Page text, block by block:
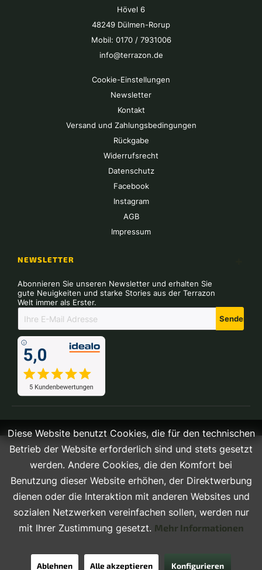
Hövel 6
48249 Dülmen-Rorup
Mobil: 0170 / 7931006
info@terrazon.de
Cookie-Einstellungen
Newsletter
Kontakt
Versand und Zahlungsbedingungen
Rückgabe
Widerrufsrecht
Datenschutz
Facebook
Instagram
AGB
Impressum
NEWSLETTER
Abonnieren Sie unseren Newsletter und erhalten Sie
gute Neuigkeiten und starke Stories aus der Terrazon
Welt immer als Erster.
Senden
Diese Website benutzt Cookies, die für den technischen
Betrieb der Website erforderlich sind und stets gesetzt
werden. Andere Cookies, die den Komfort bei
Benutzung dieser Website erhöhen, der Direktwerbung
dienen oder die Interaktion mit anderen Websites und
sozialen Netzwerken vereinfachen sollen, werden nur
mit Ihrer Zustimmung gesetzt. Mehr Informationen
Ablehnen Alle akzeptieren Konfigurieren